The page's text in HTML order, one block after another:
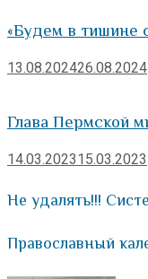
«Будем в тишине
13.08.202426.08.2024
Глава Пермской
14.03.202315.03.2023
Не удалять!!!
Православный